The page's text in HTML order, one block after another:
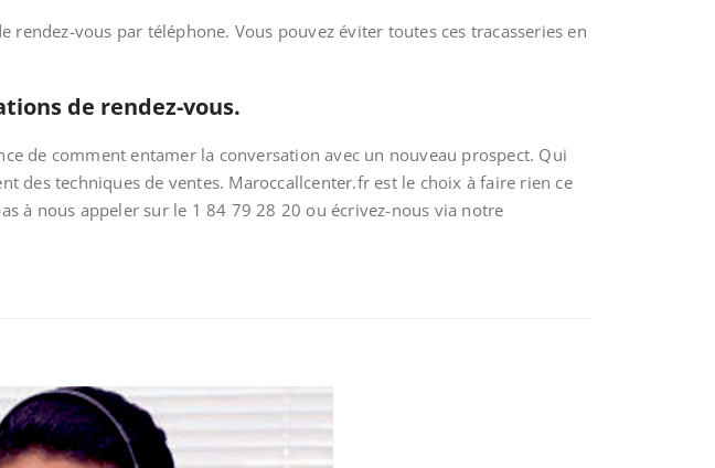
vous par téléphone. Vous pouvez éviter toutes ces tracasseries en
de rendez-vous.
de comment entamer la conversation avec un nouveau prospect. Qui
des techniques de ventes. Maroccallcenter.fr est le choix à faire rien ce
à nous appeler sur le 1 84 79 28 20 ou écrivez-nous via notre